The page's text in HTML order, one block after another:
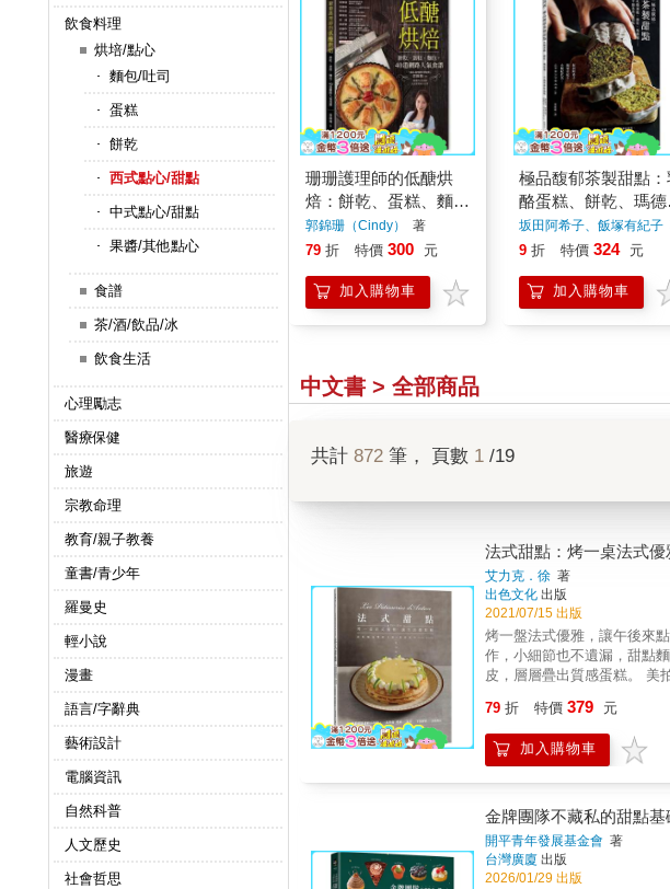
飲食料理
烘培/點心
麵包/吐司
蛋糕
餅乾
西式點心/甜點
中式點心/甜點
果醬/其他點心
食譜
茶/酒/飲品/冰
飲食生活
心理勵志
醫療保健
旅遊
宗教命理
教育/親子教養
童書/青少年
羅曼史
輕小說
漫畫
語言/字辭典
藝術設計
電腦資訊
自然科普
人文歷史
社會哲思
珊珊護理師的低醣烘
焙：餅乾、蛋糕、麵
包，45道網路人氣食
譜
郭錦珊（Cindy） 著
79 折 特價 300 元
加入購物車
極品馥郁茶製甜點：
酪蛋糕、餅乾、瑪德
─手感茶香好滋味
坂田阿希子、飯塚有紀子
9 折 特價 324 元
加入購物車
中文書 > 全部商品
共計 872 筆， 頁數 1 /19
法式甜點：烤一桌法式
艾力克．徐 著
出色文化 出版
2021/07/15 出版
烤一盤法式優雅，讓午後來點甜 法式甜點的魅力，不只是誘人外表，豐富的層次口感，細緻優雅的滋味，也讓人著迷。備好材
作，小細節也不遺漏，甜點麵包雙棲主廚艾力
皮，層層疊出質感蛋糕。 美拍寵兒＃甜塔 水果風、抹茶香、巧克力系，百變塔皮創造無限風味。 快速擀折＃千層派 免擀折的快速千層派，讓千
芙，關於泡芙的祕密一次說給你聽。 新手入門＃常溫點心 新手入門就從常溫點心開始。旅人磅蛋糕、費南雪，還有
更是入門首選。 本書特色 ✦甜點麵包雙棲主廚艾力克‧徐首本甜點食譜書 ✦東區秒殺料理教室甜點配方大公開 ✦經典法式甜點塔派、泡芙、千層蛋
糕、常溫點心學好學滿 ✦收錄經典甜點的典故、特色及在地文化，讓你更加了解甜點的由來 推薦人 甜婆寓所主理人Maggie 禾沐生活學苑 王美姬
79 折 特價 379 元
加入購物車
金牌團隊不藏私的甜點
開平青年發展基金會 著
台灣廣廈 出版
2026/01/29 出版